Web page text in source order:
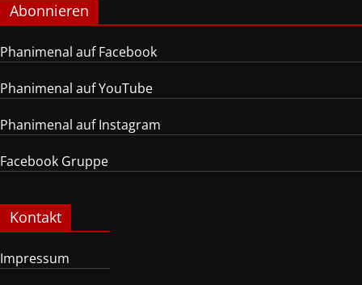
Abonnieren
Phanimenal auf Facebook
Phanimenal auf YouTube
Phanimenal auf Instagram
Facebook Gruppe
Kontakt
Impressum